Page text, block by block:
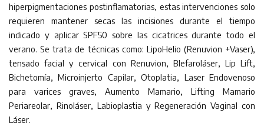
hiperpigmentaciones postinflamatorias, estas intervenciones solo
requieren mantener secas las incisiones durante el tiempo
indicado y aplicar SPF50 sobre las cicatrices durante todo el
verano. Se trata de técnicas como: LipoHelio (Renuvion +Vaser),
tensado facial y cervical con Renuvion, Blefaroláser, Lip Lift,
Bichetomía, Microinjerto Capilar, Otoplatia, Laser Endovenoso
para varices graves, Aumento Mamario, Lifting Mamario
Periareolar, Rinoláser, Labioplastia y Regeneración Vaginal con
Láser.